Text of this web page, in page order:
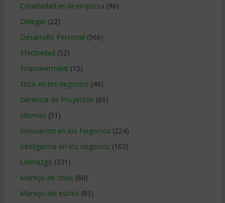
Creatividad en la empresa (96)
Delegar(22)
Desarrollo Personal (566)
Efectividad (52)
Empowerment (15)
Etica en los negocios (46)
Gerencia de Proyectos (66)
Idiomas (51)
Innovacion en los Negocios (224)
Inteligencia en los negocios (102)
Liderazgo (331)
Manejo de crisis (60)
Manejo del estrés (85)